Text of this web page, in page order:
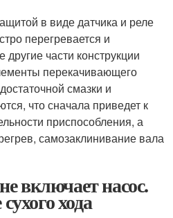
в виде датчика и реле
перегревается и
другие части конструкции
перекачивающего
смазки и
что сначала приведет к
приспособления, а
самозаклинивание вала
включает насос.
хода